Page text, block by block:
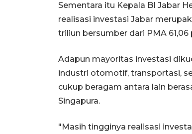
Sementara itu Kepala BI Jabar
realisasi investasi Jabar
triliun bersumber dari PMA
Adapun mayoritas investasi
industri otomotif, transportasi,
cukup beragam antara lain
Singapura.
"Masih tingginya realisasi